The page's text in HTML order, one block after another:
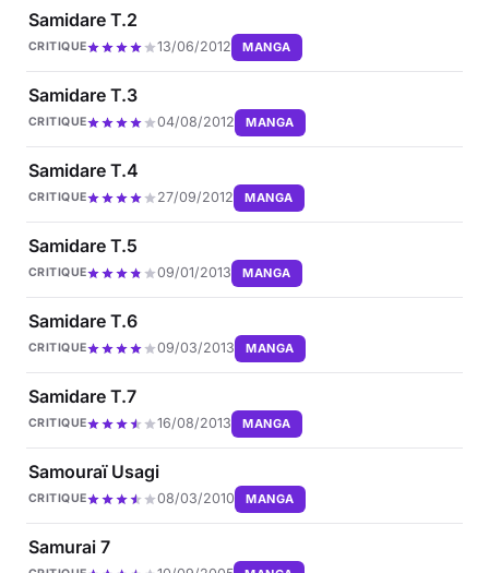
Samidare T.2
CRITIQUE 13/06/2012 MANGA
Samidare T.3
CRITIQUE 04/08/2012 MANGA
Samidare T.4
CRITIQUE 27/09/2012 MANGA
Samidare T.5
CRITIQUE 09/01/2013 MANGA
Samidare T.6
CRITIQUE 09/03/2013 MANGA
Samidare T.7
CRITIQUE 16/08/2013 MANGA
Samouraï Usagi
CRITIQUE 08/03/2010 MANGA
Samurai 7